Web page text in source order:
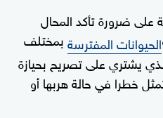
ضرورة تأكد المحال
الحيوانات المفترسةبمختلف
يشتري على تصريح بحيازة
خطرا في حالة هربها أو